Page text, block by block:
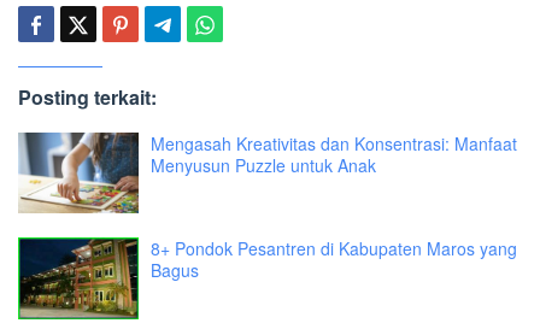
Posting terkait:
Mengasah Kreativitas dan Konsentrasi: Manfaat
Menyusun Puzzle untuk Anak
8+ Pondok Pesantren di Kabupaten Maros yang
Bagus